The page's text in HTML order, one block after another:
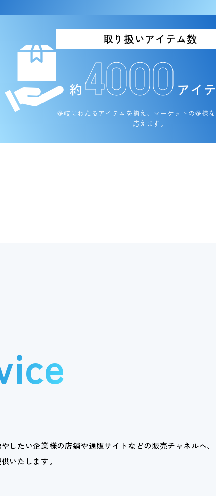
取り扱いアイテム数
約4000 アイ
多岐にわたるアイテムを揃え、 マーケットの多様
応えます。
したい企業様の店舗や通販サイトなどの販売チャネルへ、
いたします。